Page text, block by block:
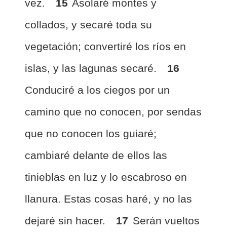
vez.
15 Asolaré montes y
collados, y secaré toda su
vegetación; convertiré los ríos en
islas, y las lagunas secaré.
16
Conduciré a los ciegos por un
camino que no conocen, por sendas
que no conocen los guiaré;
cambiaré delante de ellos las
tinieblas en luz y lo escabroso en
llanura. Estas cosas haré, y no las
dejaré sin hacer.
17 Serán vueltos